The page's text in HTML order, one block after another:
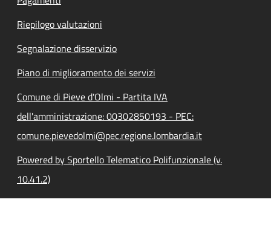
Riepilogo valutazioni
Segnalazione disservizio
Piano di miglioramento dei servizi
Comune di Pieve d'Olmi - Partita IVA
dell'amministrazione: 00302850193 - PEC:
comune.pievedolmi@pec.regione.lombardia.it
Powered by Sportello Telematico Polifunzionale (v.
10.41.2)